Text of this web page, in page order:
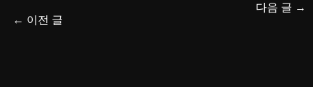
← 이전 글
다음 글 →